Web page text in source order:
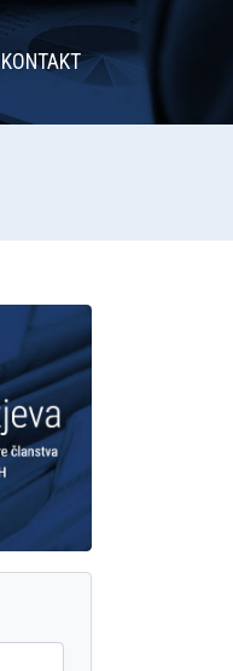
KONTAKT